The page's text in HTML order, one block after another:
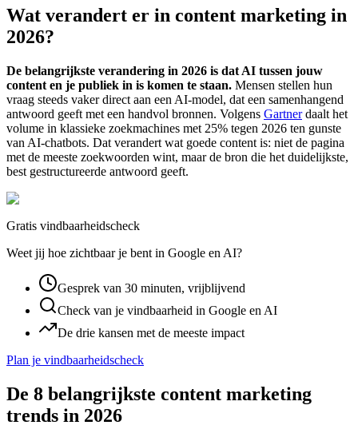
Wat verandert er in content marketing in
2026?
De belangrijkste verandering in 2026 is dat AI tussen jouw
content en je publiek in is komen te staan. Mensen stellen hun
vraag steeds vaker direct aan een AI-model, dat een samenhangend
antwoord geeft met een handvol bronnen. Volgens Gartnerdaalt het
volume in klassieke zoekmachines met 25% tegen 2026 ten gunste
van AI-chatbots. Dat verandert wat goede content is: niet de pagina
met de meeste zoekwoorden wint, maar de bron die het duidelijkste,
best gestructureerde antwoord geeft.
Gratis vindbaarheidscheck
Weet jij hoe zichtbaar je bent in Google en AI?
Gesprek van 30 minuten, vrijblijvend
Check van je vindbaarheid in Google en AI
De drie kansen met de meeste impact
Plan je vindbaarheidscheck
De 8 belangrijkste content marketing
trends in 2026